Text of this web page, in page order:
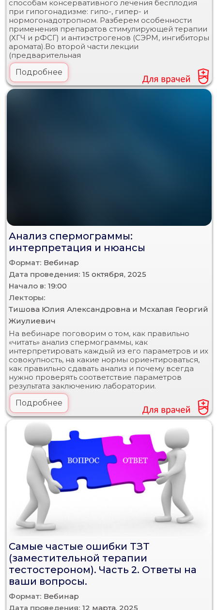
способам консервативного лечения бесплодия
при гипогонадизме: гипо-, гипер- и
нормогонадотропном. Разберем особенности
применения препаратов стимулирующей терапии
(ХГЧ и рФСГ) и антиэстрогенов (СЭРМ, ингибиторы
аромата).Во второй части лекции
(предварительная
Подробнее
Анализ спермограммы:
интерпретация и нюансы
Формат: Вебинар
Дата проведения: 15 октября, 2025
Начало в: 19:00
Лекторы:
Тишова Юлия Александровна и Мсхалая Георгий
Жиулиевич
На вебинаре поговорим о том, как правильно
«читать» анализ спермограммы, как
интерпретировать каждый из его параметров и их
совокупность, на какие нормы ориентироваться,
как правильно сдавать анализ и почему всегда
нужно проверять соответствие параметров
результата заключению лаборатории.
Подробнее
Самые частые ошибки ТЗТ
(заместительной терапии
тестостероном). Часть 2. Ответы на
ваши вопросы.
Формат: Вебинар
Дата проведения: 12 марта, 2025